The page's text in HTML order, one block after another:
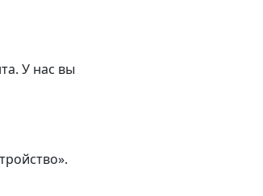
У нас вы